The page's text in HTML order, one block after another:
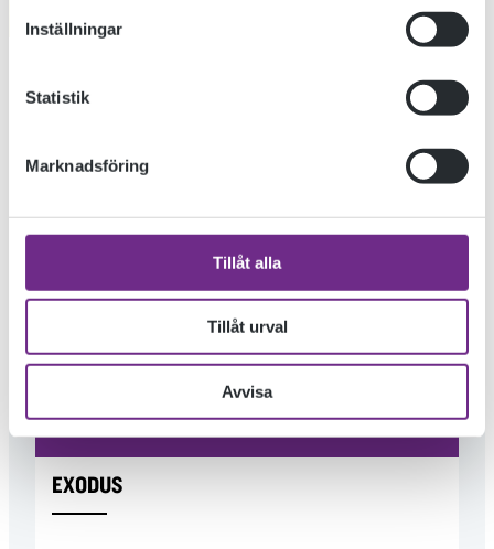
Inställningar
Statistik
Marknadsföring
Tillåt alla
Tillåt urval
Avvisa
« TIDIGARE INLÄGG NYARE INLÄGG »
EXODUS